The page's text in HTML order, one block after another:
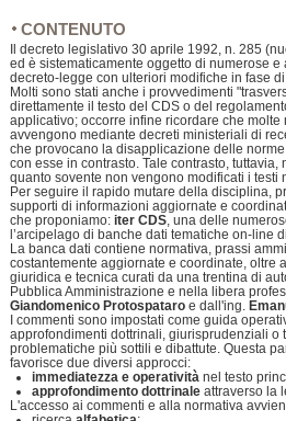
CONTENUTO
Il decreto legislativo 30 aprile 1992, n. 285
ed è sistematicamente oggetto di numerose
decreto-legge con ulteriori modifiche in fase
Molti sono stati anche i provvedimenti
direttamente il testo del CDS o del
applicativo; occorre infine ricordare che molte
avvengono mediante decreti ministeriali di
che provocano la disapplicazione delle
con esse in contrasto. Tale contrasto,
quanto sovente non vengono modificati i testi
Per seguire il rapido mutare della disciplina,
supporti di informazioni aggiornate e
che proponiamo: iter CDS, una delle
l’arcipelago di banche dati tematiche on-line
La banca dati contiene normativa, prassi
costantemente aggiornate e coordinate, oltre
giuridica e tecnica curati da una trentina di
Pubblica Amministrazione e nella libera
Giandomenico Protospataro e dall'ing.
I commenti sono impostati come guida
approfondimenti dottrinali, giurisprudenziali o
problematiche più sottili e dibattute. Questa
favorisce due diversi approcci:
immediatezza e operatività nel testo
approfondimento dottrinale attraverso la
L'accesso ai commenti e alla normativa